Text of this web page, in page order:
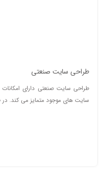
طراحی سایت صنعتی
طراحی سایت صنعتی دارای
سایت های موجود متمایز می کند.